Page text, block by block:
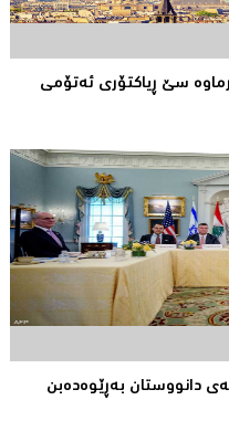
سێ ڕیاکتۆری ئەتۆمی
دانووستان به‌ڕێوه‌ده‌بن